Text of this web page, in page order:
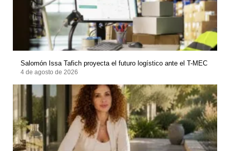
Salomón Issa Tafich proyecta el futuro logístico ante el T-MEC
4 de agosto de 2026